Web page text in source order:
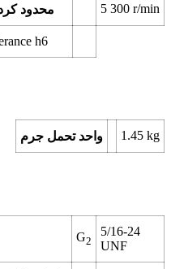
محدود 5 300 r/min
h6
واحد تحمل جرم 1.45 kg
G2
5/16-24
UNF